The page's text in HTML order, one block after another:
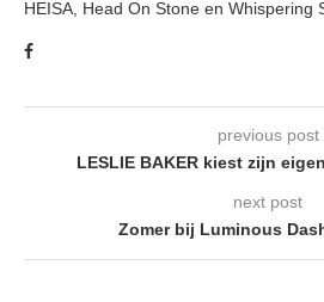
HEISA, Head On Stone en Whispering
previous post
LESLIE BAKER kiest zijn
next post
Zomer bij Luminous